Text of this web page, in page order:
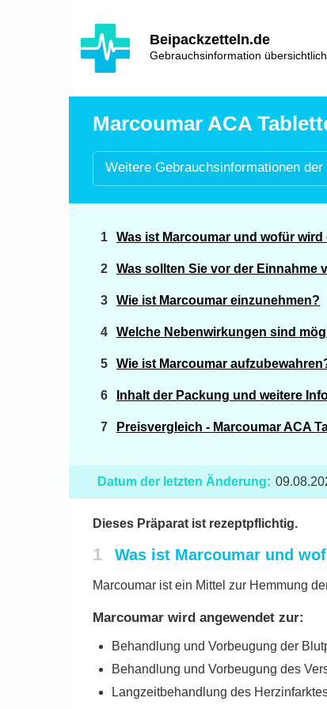
Beipackzetteln.de
Gebrauchsinformation
Hlavní
navigace
Marcoumar ACA
Weitere Gebrauchsinformationen der
Was ist Marcoumar und wofür wird
Was sollten Sie vor der Einnahme
Wie ist Marcoumar einzunehmen?
Welche Nebenwirkungen sind
Wie ist Marcoumar
Inhalt der Packung und weitere
Preisvergleich - Marcoumar ACA
Datum der letzten Änderung:
Dieses Präparat ist rezeptpflichtig.
1 Was ist Marcoumar und
Marcoumar ist ein Mittel zur Hemmung
Marcoumar wird angewendet zur:
Behandlung und Vorbeugung der
Behandlung und Vorbeugung des
Langzeitbehandlung des